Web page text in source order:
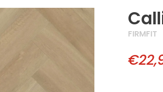
FIRMFIT